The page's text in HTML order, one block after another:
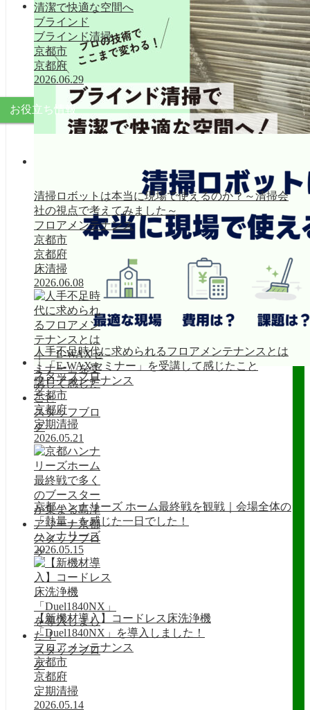
清掃事例集
清潔で快適な空間へ
ブラインド
ブラインド清掃
京都市
京都府
2026.06.29
お役立ち情報
スタッフブロ
グ
清掃ロボットは本当に現場で使えるのか？～清掃会
社の視点で考えてみました～
フロアメンテナンス
京都市
京都府
床清掃
2026.06.08
スタッフブロ
グ
人手不足時代に求められるフロアメンテナンスとは
｜「E-WAXセミナー」を受講して感じたこと
フロアメンテナンス
京都市
京都府
定期清掃
2026.05.21
スタッフブロ
グ
京都ハンナリーズ ホーム最終戦を観戦｜会場全体の
「熱量」を感じた一日でした！
ハンナリーズ
2026.05.15
スタッフブロ
グ
【新機材導入】コードレス床洗浄機
「Duel1840NX」を導入しました！
フロアメンテナンス
京都市
京都府
定期清掃
2026.05.14